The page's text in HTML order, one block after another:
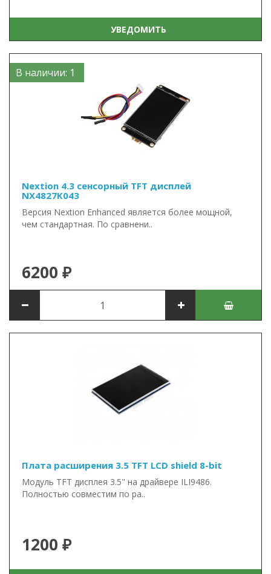
УВЕДОМИТЬ
В наличии: 1
Nextion 4.3 сенсорный TFT дисплей
NX4827K043
Версия Nextion Enhanced является более мощной,
чем стандартная. По сравнени..
6200 ₽
Плата расширения 3.5 TFT LCD shield 8-bit
Модуль TFT дисплея 3.5" на драйвере ILI9486.
Полностью совместим по ра..
1200 ₽